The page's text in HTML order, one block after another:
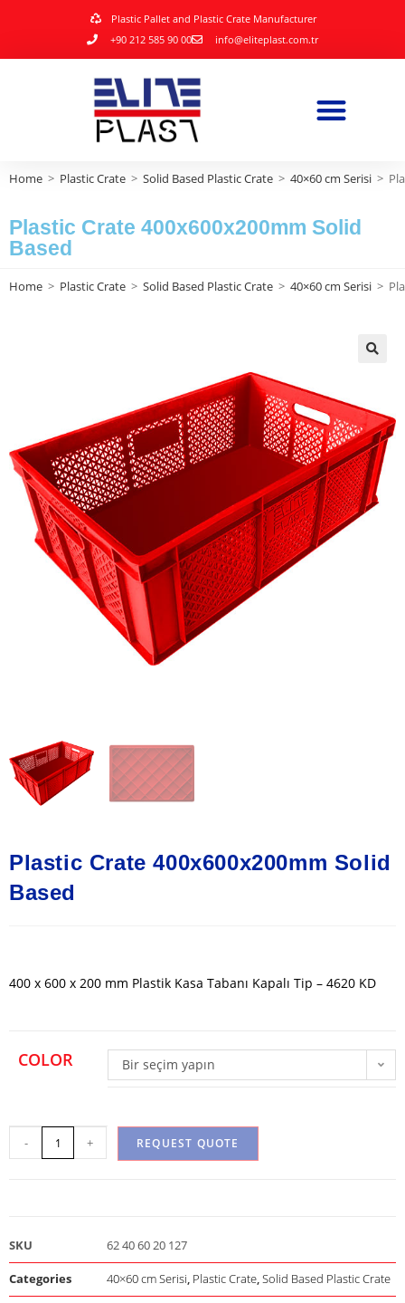
Plastic Pallet and Plastic Crate Manufacturer
+90 212 585 90 00
info@eliteplast.com.tr
Home > Plastic Crate > Solid Based Plastic Crate > 40×60 cm Serisi >
Plastic Crate 400x600x200mm Solid
Based
Home > Plastic Crate > Solid Based Plastic Crate > 40×60 cm Serisi >
Plastic Crate 400x600x200mm Solid
Based
400 x 600 x 200 mm Plastik Kasa Tabanı Kapalı Tip – 4620 KD
COLOR Bir seçim yapın
- + REQUEST QUOTE
SKU 62 40 60 20 127
Categories 40×60 cm Serisi, Plastic Crate,Solid Based Plastic Crate